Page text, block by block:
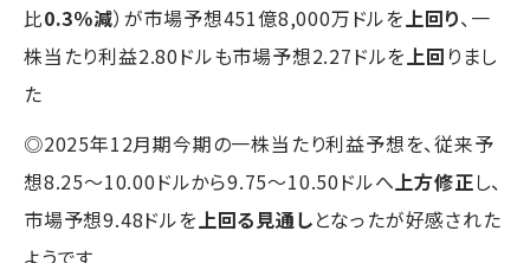
比0.3％減）が市場予想451億8,000万ドルを上回り、一
株当たり利益2.80ドルも市場予想2.27ドルを上回りまし
た
◎2025年12月期今期の一株当たり利益予想を、従来予
想8.25～10.00ドルから9.75～10.50ドルへ上方修正し、
市場予想9.48ドルを上回る見通しとなったが好感された